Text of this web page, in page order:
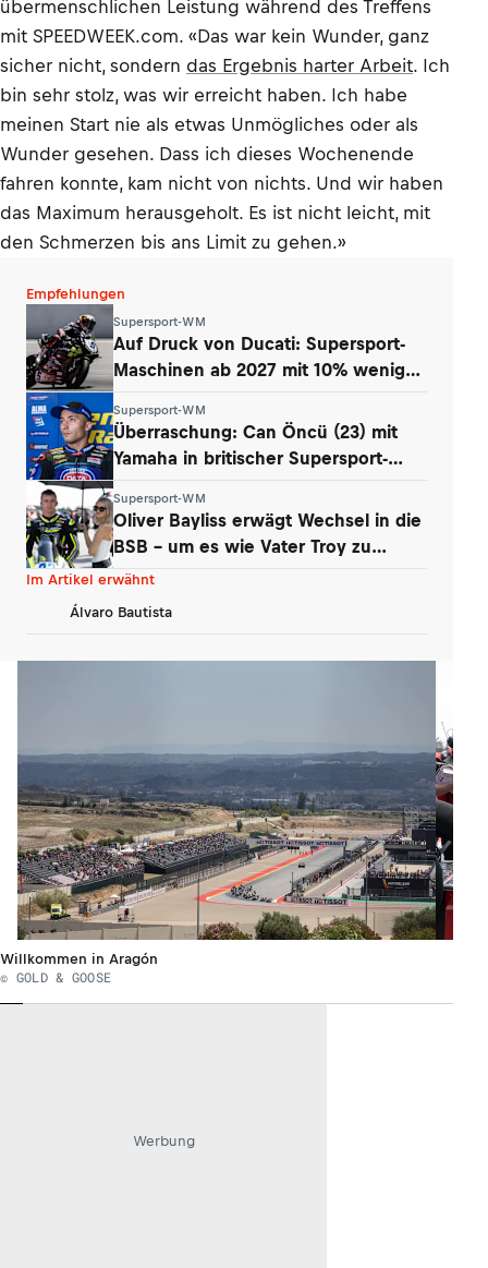
übermenschlichen Leistung während des Treffens
mit SPEEDWEEK.com. «Das war kein Wunder, ganz
sicher nicht, sondern das Ergebnis harter Arbeit. Ich
bin sehr stolz, was wir erreicht haben. Ich habe
meinen Start nie als etwas Unmögliches oder als
Wunder gesehen. Dass ich dieses Wochenende
fahren konnte, kam nicht von nichts. Und wir haben
das Maximum herausgeholt. Es ist nicht leicht, mit
den Schmerzen bis ans Limit zu gehen.»
Empfehlungen
Supersport-WM
Auf Druck von Ducati: Supersport-
Maschinen ab 2027 mit 10% weniger
Supersport-WM
Überraschung: Can Öncü (23) mit
Yamaha in britischer Supersport-
Supersport-WM
Oliver Bayliss erwägt Wechsel in die
BSB – um es wie Vater Troy zu
machen?
Im Artikel erwähnt
Álvaro Bautista
Willkommen in Aragón
© GOLD & GOOSE
Werbung